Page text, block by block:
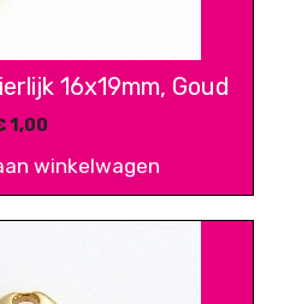
16x19mm, Goud
1,00
winkelwagen